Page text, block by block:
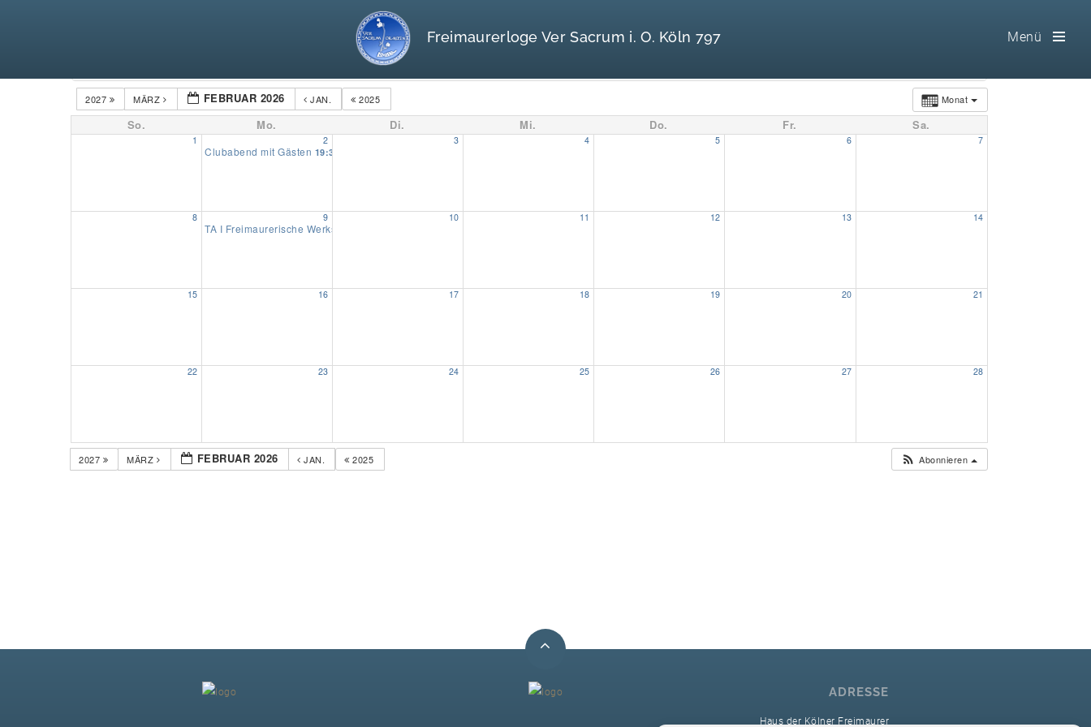
Freimaurerloge Ver Sacrum i. O. Köln 797 Menü
Monat
2025
JAN.
FEBRUAR 2026
MÄRZ
2027
So. Mo. Di. Mi. Do. Fr. Sa.
1 2
Clubabend mit Gästen 19:30
3 4 5 6 7
8 9
TA I Freimaurerische Werkstatt
10 11 12 13 14
15 16 17 18 19 20 21
22 23 24 25 26 27 28
2025
JAN.
FEBRUAR 2026
MÄRZ
2027 Abonnieren
ADRESSE
Haus der Kölner Freimaurer